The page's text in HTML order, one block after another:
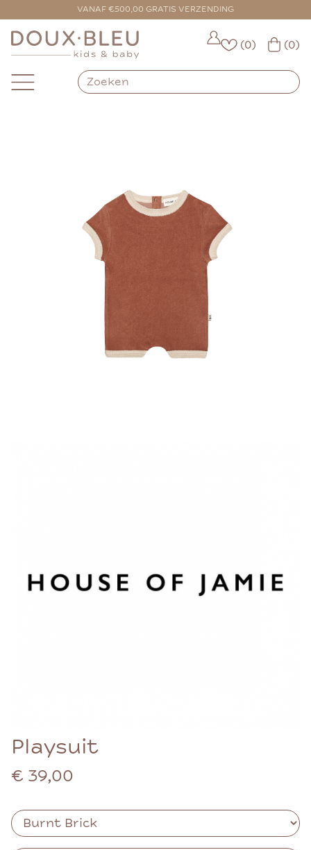
VANAF €500,00 GRATIS VERZENDING
VOOR 16:00 BESTELD = VANDAAG VERZONDEN
(0) (0)
Playsuit
€ 39,00